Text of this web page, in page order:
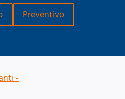
Preventivo